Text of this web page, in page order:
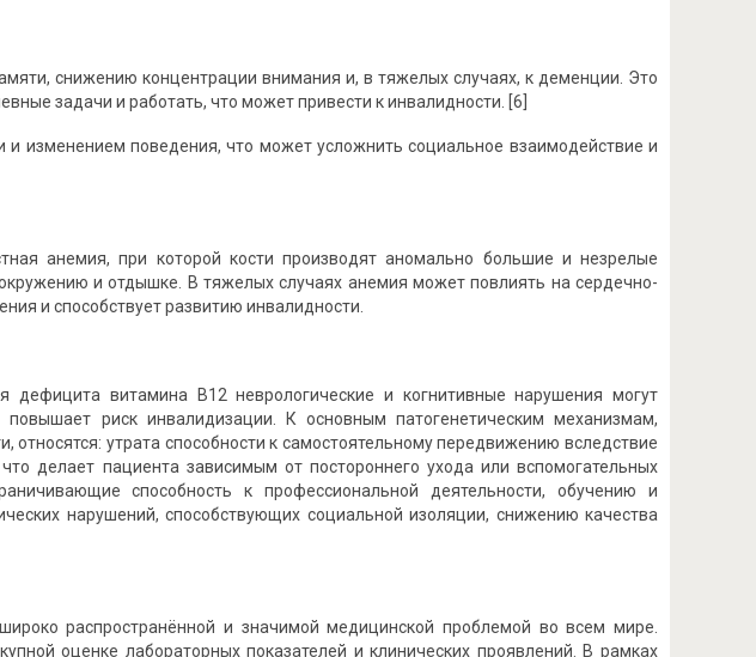
снижению концентрации внимания и, в тяжелых случаях, к деменции. Это
задачи и работать, что может привести к инвалидности. [6]
изменением поведения, что может усложнить социальное взаимодействие и
анемия, при которой кости производят аномально большие и незрелые
и отдышке. В тяжелых случаях анемия может повлиять на сердечно-
и способствует развитию инвалидности.
дефицита витамина B12 неврологические и когнитивные нарушения могут
повышает риск инвалидизации. К основным патогенетическим механизмам,
утрата способности к самостоятельному передвижению вследствие
делает пациента зависимым от постороннего ухода или вспомогательных
способность к профессиональной деятельности, обучению и
нарушений, способствующих социальной изоляции, снижению качества
распространённой и значимой медицинской проблемой во всем мире.
оценке лабораторных показателей и клинических проявлений. В рамках